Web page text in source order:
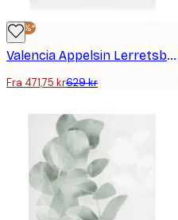
-25%*
Valencia Appelsin Lerretsbilde
Fra 471,75 kr629 kr